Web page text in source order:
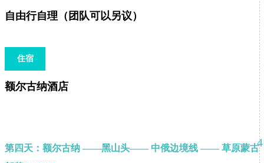
自由行自理（团队可以另议）
住宿
额尔古纳酒店
4
第四天：额尔古纳 ——黑山头—— 中俄边境线 —— 草原蒙古